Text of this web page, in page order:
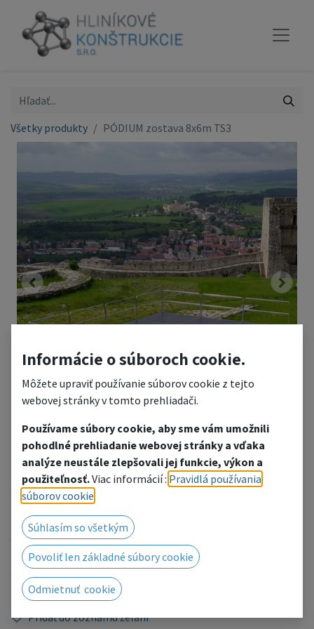
Všetky produkty PÓDIUM zostava 8x6m TS3
PÓDIUM zostava 8x6m
TS3
Pódium vhodné do exteriéru - pódiová zostava z pódiových
dielov 2x1m.
Pódium dodávame v rôznych veľkostiach a výškach, sme
schopní ho dodať aj podľa Vami zadaných rozmerových
parametrov.
Pridať do zoznamu želaní
Informácie o súboroch cookie.
Môžete upraviť používanie súborov cookie z tejto
webovej stránky v tomto prehliadači.
Používame súbory cookie, aby sme vám umožnili
pohodlné prehliadanie webovej stránky a vďaka
analýze neustále zlepšovali jej funkcie, výkon a
použiteľnosť.Viac informácií : Pravidlá používania
súborov cookie
Súhlasím so všetkým
Povoliť len základné súbory cookie
Odmietnuť cookie